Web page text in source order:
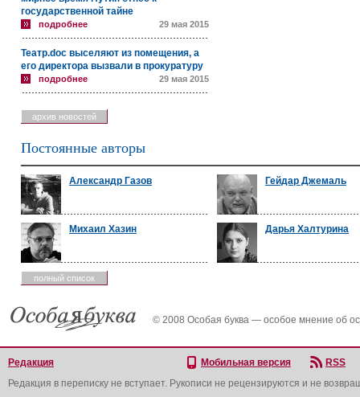
государственной тайне
подробнее 29 мая 2015
Театр.doc выселяют из помещения, а
его директора вызвали в прокуратуру
подробнее 29 мая 2015
архив новостей
Постоянные авторы
Александр Газов Гейдар Джемаль
Михаил Хазин Дарья Халтурина
полный список
© 2008 Особая буква — особое мнение об
Редакция Мобильная версия
RSS
Редакция в переписку не вступает. Рукописи не рецензируются и не